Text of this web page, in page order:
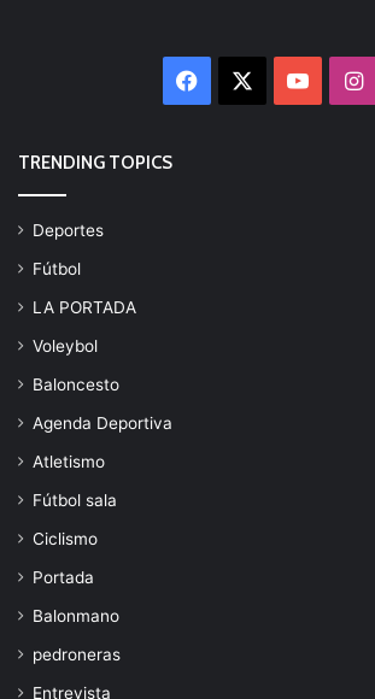
Facebook
TRENDING TOPICS
Deportes
Fútbol
LA PORTADA
Voleybol
Baloncesto
Agenda Deportiva
Atletismo
Fútbol sala
Ciclismo
Portada
Balonmano
pedroneras
Entrevista